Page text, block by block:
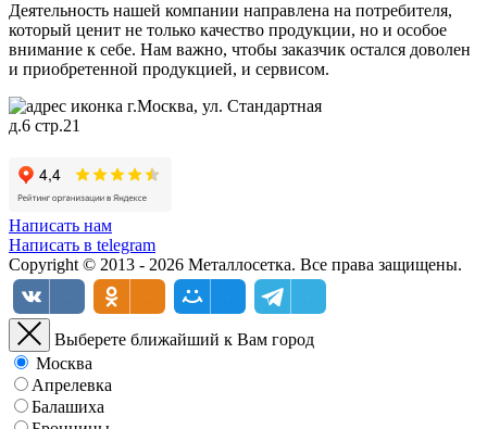
Деятельность нашей компании направлена на потребителя,
который ценит не только качество продукции, но и особое
внимание к себе. Нам важно, чтобы заказчик остался доволен
и приобретенной продукцией, и сервисом.
г.Москва, ул. Стандартная
д.6 стр.21
Написать нам
Написать в telegram
Copyright © 2013 - 2026 Металлосетка. Все права защищены.
Выберете ближайший к Вам город
Москва
Апрелевка
Балашиха